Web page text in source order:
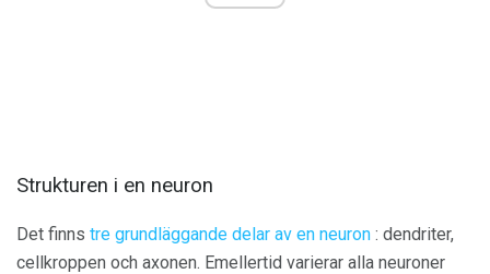
Strukturen i en neuron
Det finns tre grundläggande delar av en neuron : dendriter,
cellkroppen och axonen. Emellertid varierar alla neuroner